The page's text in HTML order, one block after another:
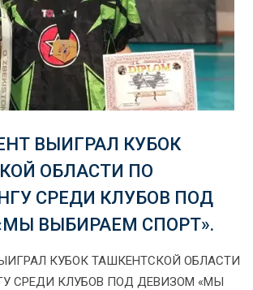
ВЫИГРАЛ КУБОК
ОБЛАСТИ ПО
СРЕДИ КЛУБОВ ПОД
ВЫБИРАЕМ СПОРТ».
КУБОК ТАШКЕНТСКОЙ ОБЛАСТИ
СРЕДИ КЛУБОВ ПОД ДЕВИЗОМ «МЫ